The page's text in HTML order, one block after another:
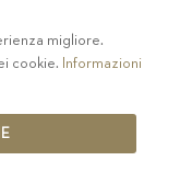
POLICY
migliore.
cookie. Informazioni